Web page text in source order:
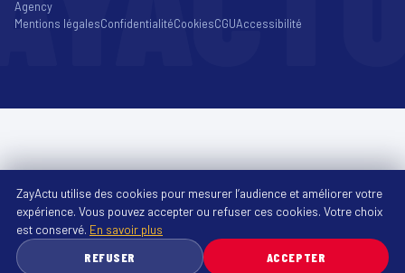
Agency
Mentions légalesConfidentialitéCookiesCGUAccessibilité
ZayActu utilise des cookies pour mesurer l’audience et améliorer votre
expérience. Vous pouvez accepter ou refuser ces cookies. Votre choix
est conservé. En savoir plus
REFUSER
ACCEPTER